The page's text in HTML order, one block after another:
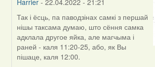
In
reply
to
by
ZNR
Так і ёсць, па паводзінах самкі з першай
нішы таксама думаю, што сёння самка
адклала другое яйка, але магчыма і
раней - каля 11:20-25, або, як Вы
пішаце, каля 12:00.